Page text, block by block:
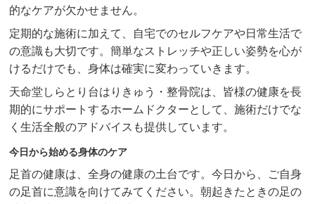
的なケアが欠かせません。
定期的な施術に加えて、自宅でのセルフケアや日常生活で
の意識も大切です。簡単なストレッチや正しい姿勢を心が
けるだけでも、身体は確実に変わっていきます。
天命堂しらとり台はりきゅう・整骨院は、皆様の健康を長
期的にサポートするホームドクターとして、施術だけでな
く生活全般のアドバイスも提供しています。
今日から始める身体のケア
足首の健康は、全身の健康の土台です。今日から、ご自身
の足首に意識を向けてみてください。朝起きたときの足の